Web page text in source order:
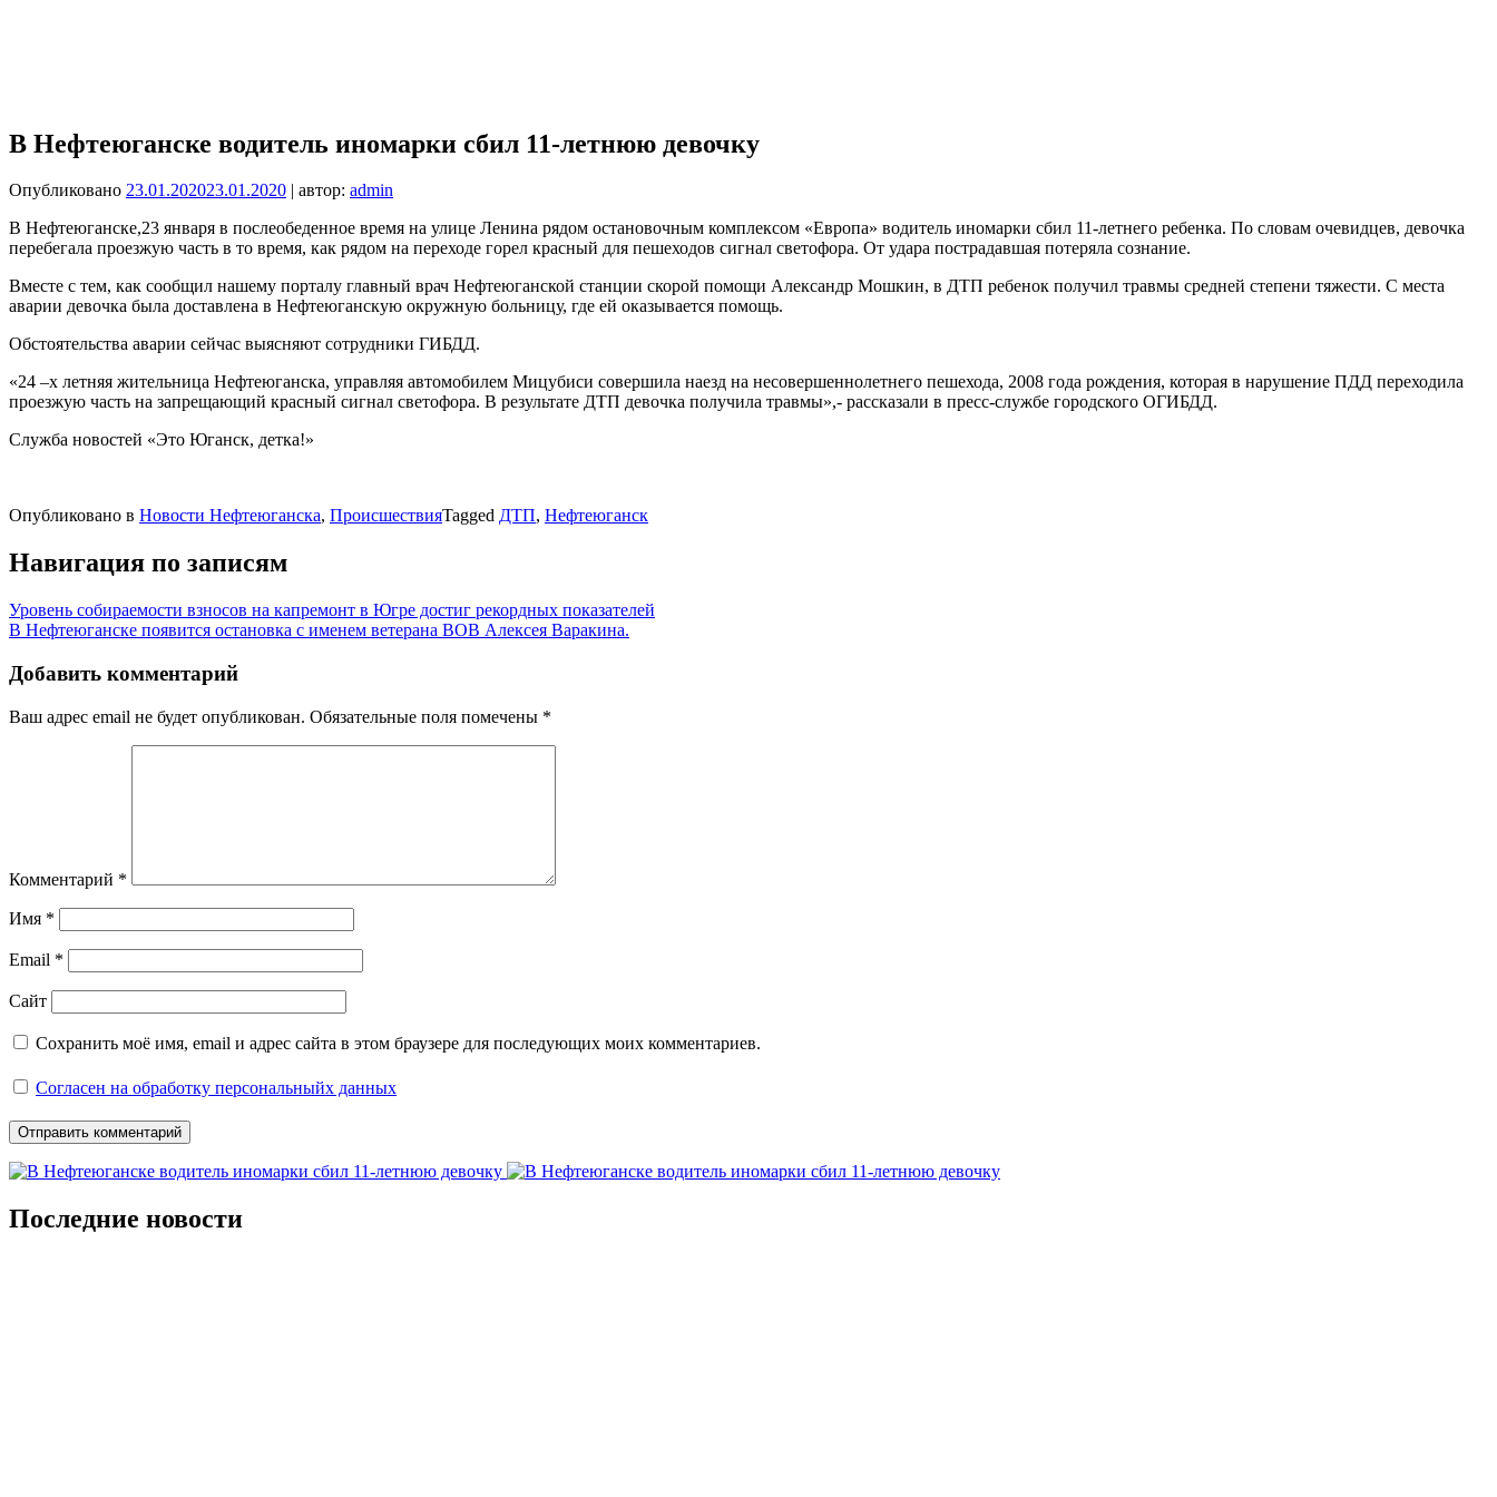
В Нефтеюганске водитель иномарки сбил 11-летнюю девочку
Опубликовано 23.01.202023.01.2020 | автор: admin
В Нефтеюганске,23 января в послеобеденное время на улице Ленина рядом остановочным комплексом «Европа» водитель иномарки сбил 11-летнего ребенка. По словам очевидцев, девочка
перебегала проезжую часть в то время, как рядом на переходе горел красный для пешеходов сигнал светофора. От удара пострадавшая потеряла сознание.
Вместе с тем, как сообщил нашему порталу главный врач Нефтеюганской станции скорой помощи Александр Мошкин, в ДТП ребенок получил травмы средней степени тяжести. С места
аварии девочка была доставлена в Нефтеюганскую окружную больницу, где ей оказывается помощь.
Обстоятельства аварии сейчас выясняют сотрудники ГИБДД.
«24 –х летняя жительница Нефтеюганска, управляя автомобилем Мицубиси совершила наезд на несовершеннолетнего пешехода, 2008 года рождения, которая в нарушение ПДД переходила
проезжую часть на запрещающий красный сигнал светофора. В результате ДТП девочка получила травмы»,- рассказали в пресс-службе городского ОГИБДД.
Служба новостей «Это Юганск, детка!»
Опубликовано в Новости Нефтеюганска, ПроисшествияTagged ДТП, Нефтеюганск
Навигация по записям
Уровень собираемости взносов на капремонт в Югре достиг рекордных показателей
В Нефтеюганске появится остановка с именем ветерана ВОВ Алексея Варакина.
Добавить комментарий
Ваш адрес email не будет опубликован. Обязательные поля помечены *
Комментарий *
Имя *
Email *
Сайт
Сохранить моё имя, email и адрес сайта в этом браузере для последующих моих комментариев.
Согласен на обработку персональныйх данных
Последние новости